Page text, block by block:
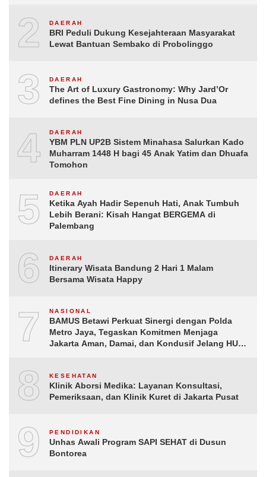
2 DAERAH
BRI Peduli Dukung Kesejahteraan Masyarakat
Lewat Bantuan Sembako di Probolinggo
3 DAERAH
The Art of Luxury Gastronomy: Why Jard’Or
defines the Best Fine Dining in Nusa Dua
4 DAERAH
YBM PLN UP2B Sistem Minahasa Salurkan Kado
Muharram 1448 H bagi 45 Anak Yatim dan Dhuafa
Tomohon
5 DAERAH
Ketika Ayah Hadir Sepenuh Hati, Anak Tumbuh
Lebih Berani: Kisah Hangat BERGEMA di
Palembang
6 DAERAH
Itinerary Wisata Bandung 2 Hari 1 Malam
Bersama Wisata Happy
7 NASIONAL
BAMUS Betawi Perkuat Sinergi dengan Polda
Metro Jaya, Tegaskan Komitmen Menjaga
Jakarta Aman, Damai, dan Kondusif Jelang HUT
8 KESEHATAN
Klinik Aborsi Medika: Layanan Konsultasi,
Pemeriksaan, dan Klinik Kuret di Jakarta Pusat
9 PENDIDIKAN
Unhas Awali Program SAPI SEHAT di Dusun
Bontorea